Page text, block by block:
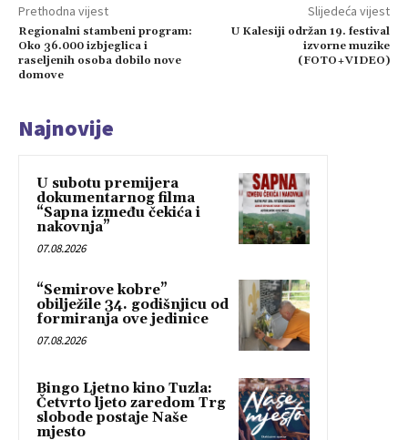
Prethodna vijest
Regionalni stambeni program:
Oko 36.000 izbjeglica i
raseljenih osoba dobilo nove
domove
Slijedeća vijest
U Kalesiji održan 19. festival
izvorne muzike
(FOTO+VIDEO)
Najnovije
U subotu premijera
dokumentarnog filma
“Sapna između čekića i
nakovnja”
07.08.2026
“Semirove kobre”
obilježile 34. godišnjicu od
formiranja ove jedinice
07.08.2026
Bingo Ljetno kino Tuzla:
Četvrto ljeto zaredom Trg
slobode postaje Naše
mjesto